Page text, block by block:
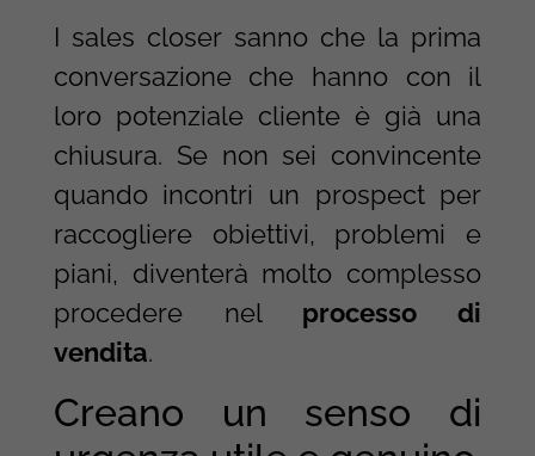
I sales closer sanno che la prima
conversazione che hanno con il
loro potenziale cliente è già una
chiusura. Se non sei convincente
quando incontri un prospect per
raccogliere obiettivi, problemi e
piani, diventerà molto complesso
procedere nel processo di
vendita.
Creano un senso di